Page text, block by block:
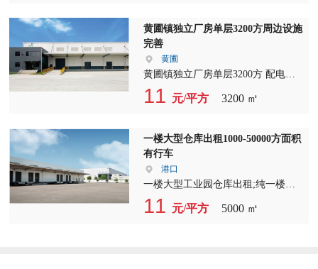
统管理； 一站式全方位运输服务；
支持按客户需求定制专属物流方案；
-----竭诚为您服务！！！
黄圃镇独立厂房单层3200方周边设施
完善
黄圃
黄圃镇独立厂房单层3200方 配电按
需 形象不错，9成新，10米高 证件都
有 周边设施完善
11 元/平方 3200 ㎡
一楼大型仓库出租1000-50000方面积
有行车
港口
一楼大型工业园仓库出租;纯一楼；
有超大院子；有门卫??；面积最小
1000到50000方；面积可随选；真诚
11 元/平方 5000 ㎡